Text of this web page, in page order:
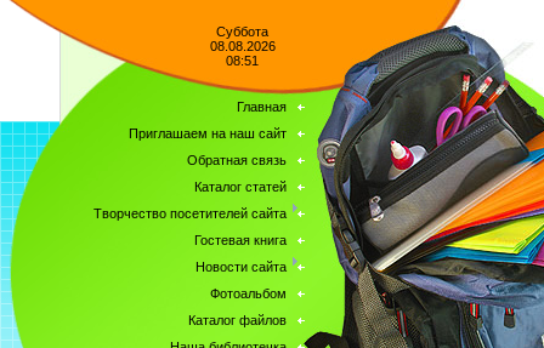
Суббота
08.08.2026
08:51
Главная
Приглашаем на наш сайт
Обратная связь
Каталог статей
Творчество посетителей сайта
Гостевая книга
Новости сайта
Фотоальбом
Каталог файлов